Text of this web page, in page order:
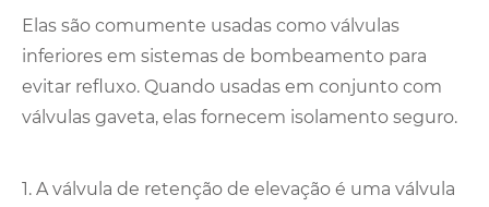
Elas são comumente usadas como válvulas
inferiores em sistemas de bombeamento para
evitar refluxo. Quando usadas em conjunto com
válvulas gaveta, elas fornecem isolamento seguro.
1. A válvula de retenção de elevação é uma válvula